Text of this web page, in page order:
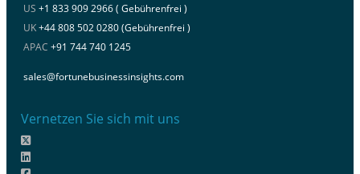
US +1 833 909 2966 ( Gebührenfrei )
UK+44 808 502 0280 (Gebührenfrei )
APAC +91 744 740 1245
sales@fortunebusinessinsights.com
Vernetzen Sie sich mit uns